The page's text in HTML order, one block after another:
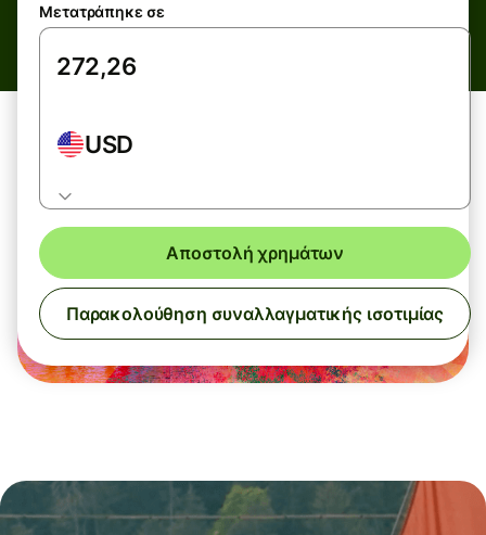
Μετατράπηκε σε
USD
Αποστολή χρημάτων
Παρακολούθηση συναλλαγματικής ισοτιμίας